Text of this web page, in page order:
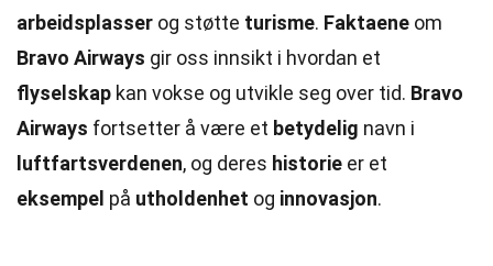
arbeidsplasser og støtte turisme. Faktaene om
Bravo Airways gir oss innsikt i hvordan et
flyselskap kan vokse og utvikle seg over tid. Bravo
Airways fortsetter å være et betydelig navn i
luftfartsverdenen, og deres historie er et
eksempel på utholdenhet og innovasjon.